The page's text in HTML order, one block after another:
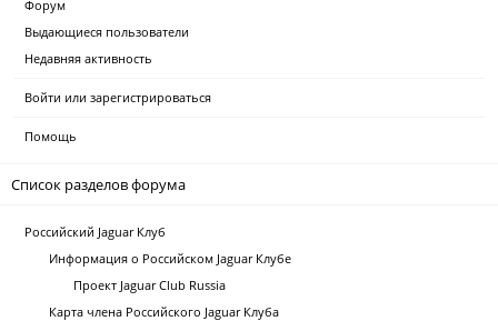
Форум
Выдающиеся пользователи
Недавняя активность
Войти или зарегистрироваться
Помощь
Список разделов форума
Российский Jaguar Клуб
Информация о Российском Jaguar Клубе
Проект Jaguar Club Russia
Карта члена Российского Jaguar Клуба